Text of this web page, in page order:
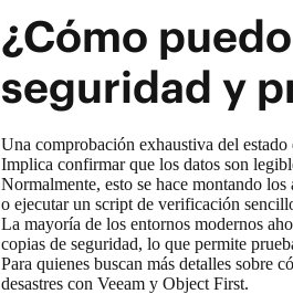
¿Cómo
seguridad y
Una comprobación exhaustiva del
Implica confirmar que los datos son
Normalmente, esto se hace montando
o ejecutar un script de verificación
La mayoría de los entornos modernos
copias de seguridad, lo que permite
Para quienes buscan más detalles sobre
desastres con Veeam y Object First.